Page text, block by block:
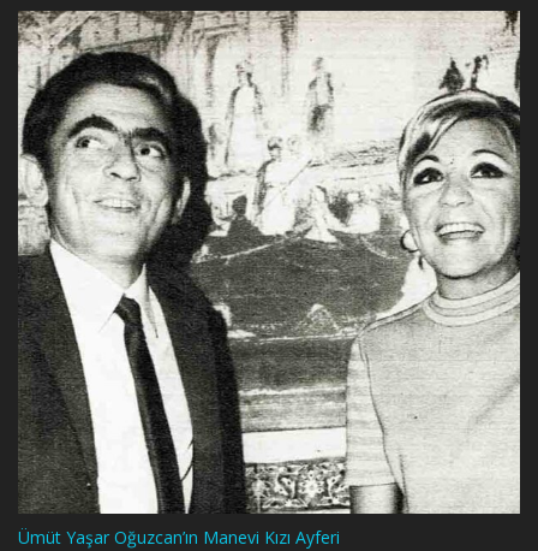
Ümüt Yaşar Oğuzcan’ın Manevi Kızı Ayferi